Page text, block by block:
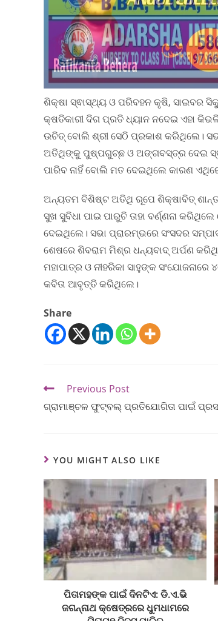
ଶିକ୍ଷା ସ୍ଵାସ୍ଥ୍ୟ ଓ ପରିବହନ କୃଷି, ସାଇବର
କ୍ଷତିକାରୀ ଦିଗ ପ୍ରତି ଧ୍ୟାନ ନଦେଇ ଏହା
ଉଚିତ୍ ବୋଲି ଶ୍ରୀ ସେଠି ପ୍ରକାଶ କରିଥିଲେ।
ଅତିଥିଙ୍କୁ ପୁଷ୍ପଗୁଚ୍ଛ ଓ ଅଙ୍ଗବସ୍ତ୍ର ଦେଇ
ପାରିବ ନାହିଁ ବୋଲି ମତ ଦେଇଥିଲେ କାରଣ
ଅନ୍ୟତମ ବିଶିଷ୍ଟ ଅତିଥି ରୂପେ ଶିକ୍ଷାବିତ୍
ସୁଖ ସୁବିଧା ପାଇ ପାରୁଚି ତାହା ବର୍ଣ୍ଣନା
ଦେଇଥିଲେ। ସଭା ପ୍ରାରମ୍ଭରେ ସଂସଦର
ଶେଷରେ ଶିବରାମ ମିଶ୍ର ଧନ୍ୟବାଦ୍ ଅର୍ପଣ
ମହାପାତ୍ର ଓ ନୀହରିକା ସାହୁଙ୍କ
କବିତା ଆବୃତ୍ତି କରିଥିଲେ।
Share
Previous Post
ଗ୍ରାମାଞ୍ଚଳ ଫୁଟ୍‌ବଲ୍‌ ପ୍ରତିଯୋଗିତା ପାଇଁ
YOU MIGHT ALSO LIKE
ପିତାମହଙ୍କ ପାଇଁ ଦିନଟିଏ: ଡି.ଏ.ଭି
ଜଗନ୍ନାଥ କ୍ଷେତ୍ରରେ ଧୁମଧାମରେ